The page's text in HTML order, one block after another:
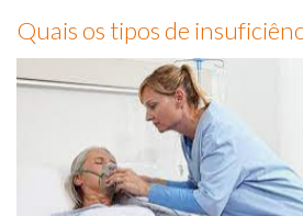
Quais os tipos de